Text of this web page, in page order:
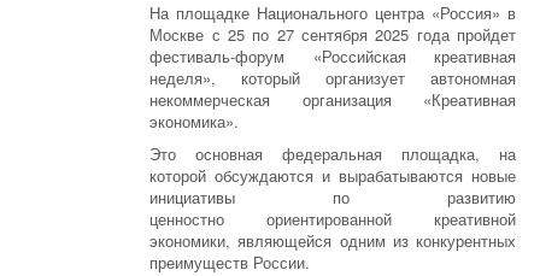
На площадке Национального центра «Россия» в
Москве с 25 по 27 сентября 2025 года пройдет
фестиваль-форум «Российская креативная
неделя», который организует автономная
некоммерческая организация «Креативная
экономика».
Это основная федеральная площадка, на
которой обсуждаются и вырабатываются новые
инициативы по развитию
ценностно ориентированной креативной
экономики, являющейся одним из конкурентных
преимуществ России.